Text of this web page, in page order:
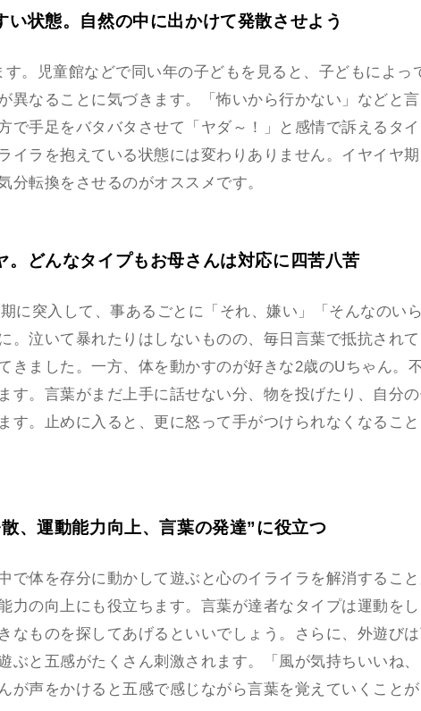
状態。自然の中に出かけて発散させよう
。児童館などで同い年の子どもを見ると、子どもによっ
異なることに気づきます。「怖いから行かない」などと
で手足をバタバタさせて「ヤダ～！」と感情で訴えるタイ
イラを抱えている状態には変わりありません。イヤイヤ
分転換をさせるのがオススメです。
。どんなタイプもお母さんは対応に四苦八苦
に突入して、事あるごとに「それ、嫌い」「そんなのい
。泣いて暴れたりはしないものの、毎日言葉で抵抗され
きました。一方、体を動かすのが好きな2歳のUちゃん。
す。言葉がまだ上手に話せない分、物を投げたり、自分
す。止めに入ると、更に怒って手がつけられなくなること
、運動能力向上、言葉の発達”に役立つ
で体を存分に動かして遊ぶと心のイライラを解消するこ
力の向上にも役立ちます。言葉が達者なタイプは運動をし
なものを探してあげるといいでしょう。さらに、外遊び
ぶと五感がたくさん刺激されます。「風が気持ちいいね
が声をかけると五感で感じながら言葉を覚えていくこと